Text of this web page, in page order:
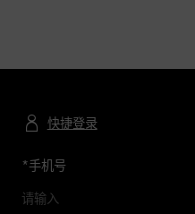
快捷登录
*手机号